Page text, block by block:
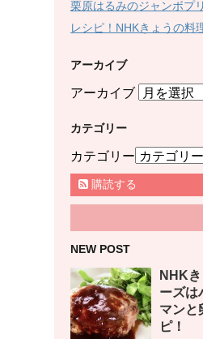
栗原はるみのジャンボプ
レシピ！NHKきょうの料
アーカイブ
アーカイブ
カテゴリー
カテゴリー
購読する
NEW POST
NHK
ーズは
マンと
ピ！